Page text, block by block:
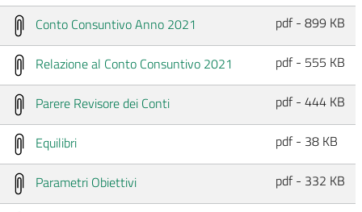
Conto Consuntivo Anno 2021
pdf - 899 KB
Relazione al Conto Consuntivo 2021 pdf - 555 KB
Parere Revisore dei Conti pdf - 444 KB
Equilibri pdf - 38 KB
Parametri Obiettivi pdf - 332 KB